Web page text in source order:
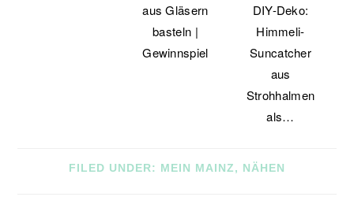
aus Gläsern
basteln |
Gewinnspiel
DIY-Deko:
Himmeli-
Suncatcher
aus
Strohhalmen
als…
FILED UNDER: MEIN MAINZ, NÄHEN